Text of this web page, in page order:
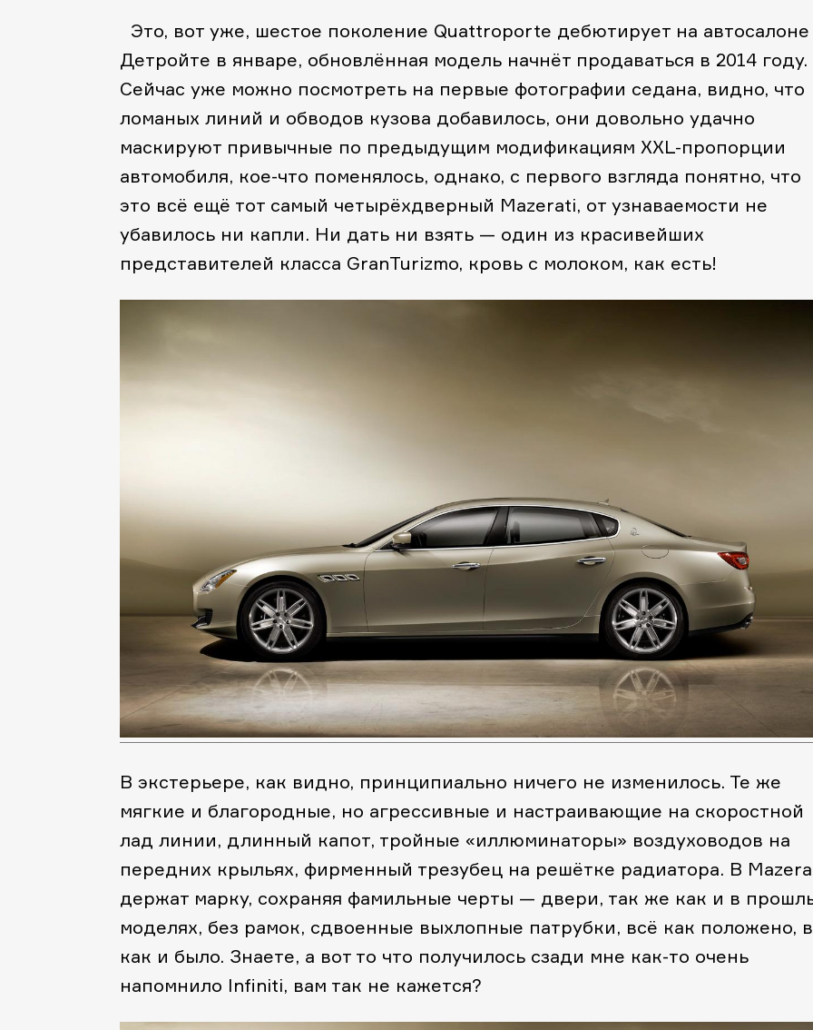
Это, вот уже, шестое поколение Quattroporte дебютирует на
Детройте в январе, обновлённая модель начнёт продаваться в 2014 году.
Сейчас уже можно посмотреть на первые фотографии седана, видно, что
ломаных линий и обводов кузова добавилось, они довольно удачно
маскируют привычные по предыдущим модификациям XXL-пропорции
автомобиля, кое-что поменялось, однако, с первого взгляда понятно, что
это всё ещё тот самый четырёхдверный Mazerati, от узнаваемости не
убавилось ни капли. Ни дать ни взять — один из красивейших
представителей класса GranTurizmo, кровь с молоком, как есть!
В экстерьере, как видно, принципиально ничего не изменилось. Те же
мягкие и благородные, но агрессивные и настраивающие на скоростной
лад линии, длинный капот, тройные «иллюминаторы» воздуховодов на
передних крыльях, фирменный трезубец на решётке радиатора. В
держат марку, сохраняя фамильные черты — двери, так же как и в
моделях, без рамок, сдвоенные выхлопные патрубки, всё как положено,
как и было. Знаете, а вот то что получилось сзади мне как-то очень
напомнило Infiniti, вам так не кажется?